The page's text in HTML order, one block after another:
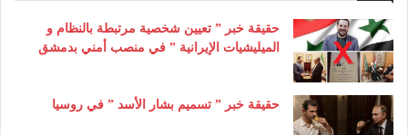
حقيقة خبر ” تعيين شخصية مرتبطة بالنظام و
الميليشيات الإيرانية ” في منصب أمني بدمشق
حقيقة خبر ” تسميم بشار الأسد ” في روسيا